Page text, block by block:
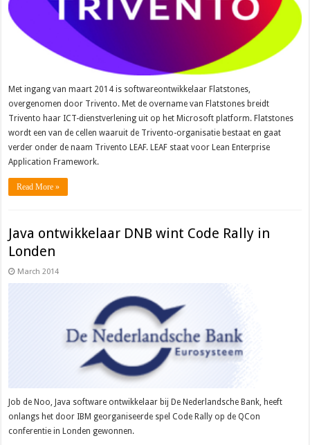
Met ingang van maart 2014 is softwareontwikkelaar Flatstones,
overgenomen door Trivento. Met de overname van Flatstones breidt
Trivento haar ICT-dienstverlening uit op het Microsoft platform. Flatstones
wordt een van de cellen waaruit de Trivento-organisatie bestaat en gaat
verder onder de naam Trivento LEAF. LEAF staat voor Lean Enterprise
Application Framework.
Read More »
Java ontwikkelaar DNB wint Code Rally in
Londen
March 2014
Job de Noo, Java software ontwikkelaar bij De Nederlandsche Bank, heeft
onlangs het door IBM georganiseerde spel Code Rally op de QCon
conferentie in Londen gewonnen.